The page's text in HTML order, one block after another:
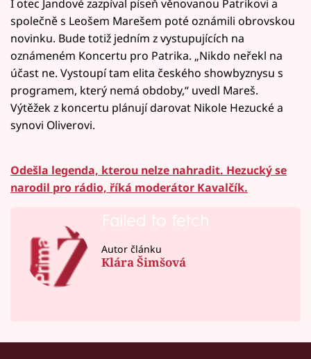
I otec Jandové zazpíval píseň věnovanou Patrikovi a
společně s Leošem Marešem poté oznámili obrovskou
novinku. Bude totiž jedním z vystupujících na
oznámeném Koncertu pro Patrika. „Nikdo neřekl na
účast ne. Vystoupí tam elita českého showbyznysu s
programem, který nemá obdoby,“ uvedl Mareš.
Výtěžek z koncertu plánují darovat Nikole Hezucké a
synovi Oliverovi.
Odešla legenda, kterou nelze nahradit. Hezucký se
narodil pro rádio, říká moderátor Kavalčík.
Failed to fetch
Autor článku
Klára Šimšová